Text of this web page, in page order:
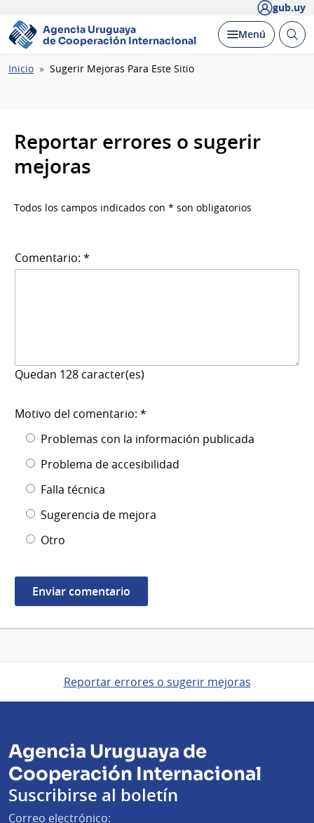
gub.uy
Agencia Uruguaya
de Cooperación Internacional
Desplegar
Menú Abrir
Ruta
Inicio Sugerir Mejoras Para Este Sitio
Reportar errores o sugerir
mejoras
Todos los campos indicados con * son obligatorios
Comentario: *
Quedan 128 caracter(es)
Motivo del comentario: *
Problemas con la información publicada
Problema de accesibilidad
Falla técnica
Sugerencia de mejora
Otro
Reportar errores o sugerir mejoras
Agencia Uruguaya de
Cooperación Internacional
Suscribirse al boletín
Correo electrónico: